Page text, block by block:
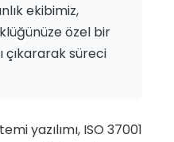
ekibimiz,
özel bir
çıkararak süreci
yazılımı, ISO 37001